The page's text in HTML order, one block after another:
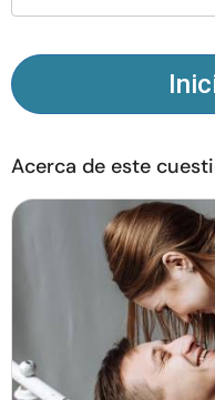
Encuentra un
Sobre nosotros
nosotros
© Copyright 2026.
Acerca de este